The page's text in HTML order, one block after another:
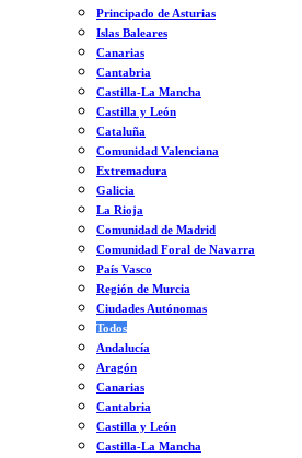
Principado de Asturias
Islas Baleares
Canarias
Cantabria
Castilla-La Mancha
Castilla y León
Cataluña
Comunidad Valenciana
Extremadura
Galicia
La Rioja
Comunidad de Madrid
Comunidad Foral de Navarra
País Vasco
Región de Murcia
Ciudades Autónomas
Todos
Andalucía
Aragón
Canarias
Cantabria
Castilla y León
Castilla-La Mancha